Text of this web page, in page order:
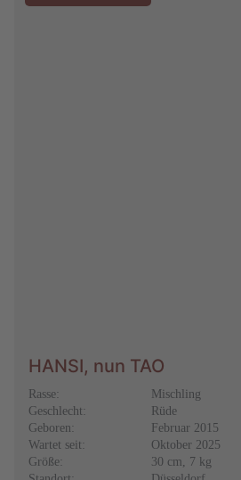
HANSI, nun TAO
Rasse:
Mischling
Geschlecht:
Rüde
Geboren:
Februar 2015
Wartet seit:
Oktober 2025
Größe:
30 cm, 7 kg